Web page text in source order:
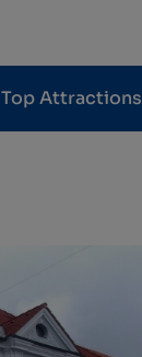
Top Attractions